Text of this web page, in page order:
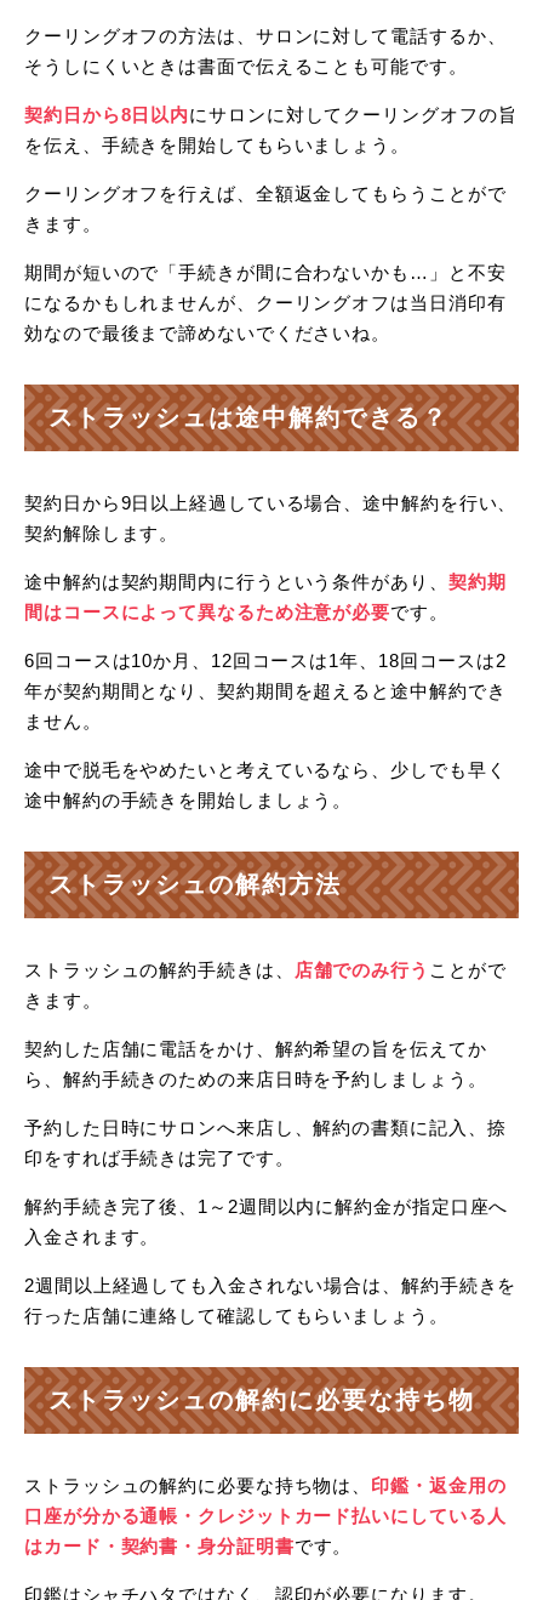
クーリングオフの方法は、サロンに対して電話するか、
そうしにくいときは書面で伝えることも可能です。
契約日から8日以内にサロンに対してクーリングオフの旨
を伝え、手続きを開始してもらいましょう。
クーリングオフを行えば、全額返金してもらうことがで
きます。
期間が短いので「手続きが間に合わないかも…」と不安
になるかもしれませんが、クーリングオフは当日消印有
効なので最後まで諦めないでくださいね。
ストラッシュは途中解約できる？
契約日から9日以上経過している場合、途中解約を行い、
契約解除します。
途中解約は契約期間内に行うという条件があり、 契約期
間はコースによって異なるため注意が必要です。
6回コースは10か月、12回コースは1年、18回コースは2
年が契約期間となり、契約期間を超えると途中解約でき
ません。
途中で脱毛をやめたいと考えているなら、少しでも早く
途中解約の手続きを開始しましょう。
ストラッシュの解約方法
ストラッシュの解約手続きは、 店舗でのみ行う ことがで
きます。
契約した店舗に電話をかけ、解約希望の旨を伝えてか
ら、解約手続きのための来店日時を予約しましょう。
予約した日時にサロンへ来店し、解約の書類に記入、捺
印をすれば手続きは完了です。
解約手続き完了後、1～2週間以内に解約金が指定口座へ
入金されます。
2週間以上経過しても入金されない場合は、解約手続きを
行った店舗に連絡して確認してもらいましょう。
ストラッシュの解約に必要な持ち物
ストラッシュの解約に必要な持ち物は、 印鑑・返金用の
口座が分かる通帳・クレジットカード払いにしている人
はカード・契約書・身分証明書です。
印鑑はシャチハタではなく、認印が必要になります。